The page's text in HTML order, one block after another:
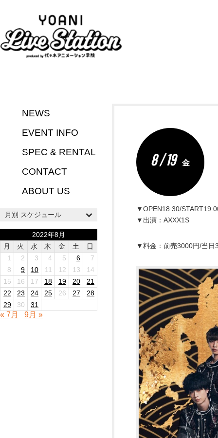
NEWS
EVENT INFO
SPEC & RENTAL
CONTACT
ABOUT US
月別 スケジュール
2022年8月
月
火 水 木 金 土
日
1
2 3 4 5 6
7
8
9 10 11 12 13
14
15
16 17 18 19 20
21
22
23 24 25 26 27
28
29
30 31
« 7月 9月 »
8 / 19 金
▼OPEN18:30/
▼出演：AXXX1S
▼料金：前売3000円/当日